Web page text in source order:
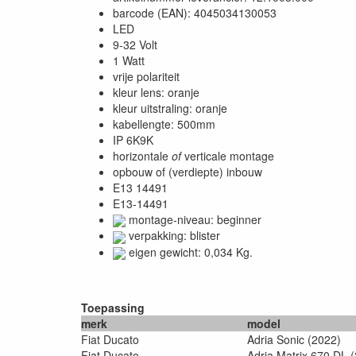
barcode (EAN): 4045034130053
LED
9-32 Volt
1 Watt
vrije polariteit
kleur lens: oranje
kleur uitstraling: oranje
kabellengte: 500mm
IP 6K9K
horizontale ofverticale montage
opbouw of (verdiepte) inbouw
E13 14491
E13-14491
montage-niveau: beginner
verpakking: blister
eigen gewicht: 0,034 Kg.
Toepassing
merk
model
Fiat Ducato
Adria Sonic (2022)